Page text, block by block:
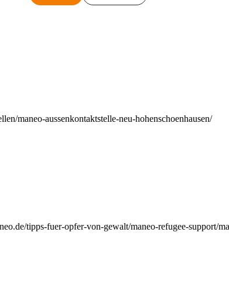
maneo-aussenkontaktstelle-neu-hohenschoenhausen/
tipps-fuer-opfer-von-gewalt/maneo-refugee-support/